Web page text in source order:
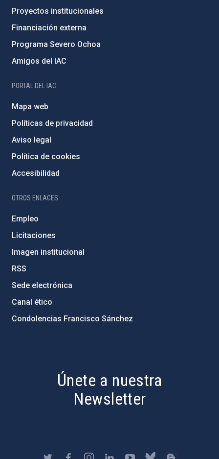
Proyectos institucionales
Financiación externa
Programa Severo Ochoa
Amigos del IAC
PORTAL DEL IAC
Mapa web
Políticas de privacidad
Aviso legal
Política de cookies
Accesibilidad
OTROS ENLACES
Empleo
Licitaciones
Imagen institucional
RSS
Sede electrónica
Canal ético
Condolencias Francisco Sánchez
Únete a nuestra
Newsletter